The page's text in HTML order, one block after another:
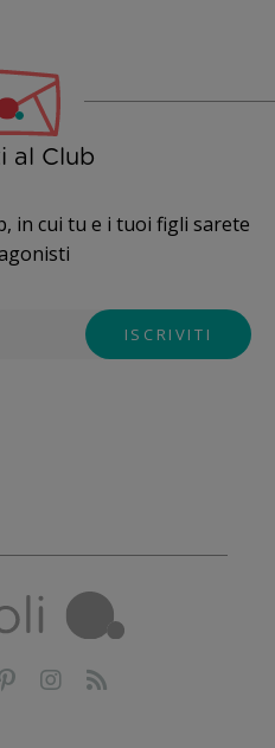
al Club
in cui tu e i tuoi figli sarete